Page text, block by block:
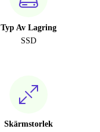
Typ Av Lagring
SSD
Skärmstorlek